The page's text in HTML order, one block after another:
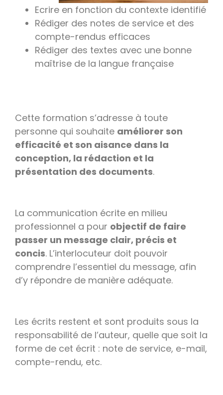
Ecrire en fonction du contexte identifié
Rédiger des notes de service et des
compte-rendus efficaces
Rédiger des textes avec une bonne
maîtrise de la langue française
Cette formation s’adresse à toute
personne qui souhaite améliorer son
efficacité et son aisance dans la
conception, la rédaction et la
présentation des documents.
La communication écrite en milieu
professionnel a pour objectif de faire
passer un message clair, précis et
concis. L’interlocuteur doit pouvoir
comprendre l’essentiel du message, afin
d’y répondre de manière adéquate.
Les écrits restent et sont produits sous la
responsabilité de l’auteur, quelle que soit la
forme de cet écrit : note de service, e-mail,
compte-rendu, etc.